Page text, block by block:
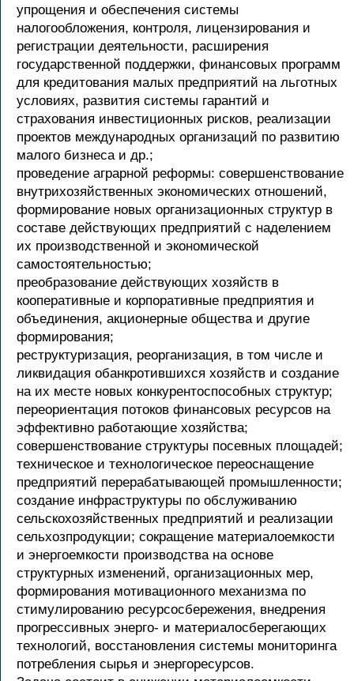
упрощения и обеспечения системы
налогообложения, контроля, лицензирования и
регистрации деятельности, расширения
государственной поддержки, финансовых программ
для кредитования малых предприятий на льготных
условиях, развития системы гарантий и
страхования инвестиционных рисков, реализации
проектов международных организаций по развитию
малого бизнеса и др.;
проведение аграрной реформы: совершенствование
внутрихозяйственных экономических отношений,
формирование новых организационных структур в
составе действующих предприятий с наделением
их производственной и экономической
самостоятельностью;
преобразование действующих хозяйств в
кооперативные и корпоративные предприятия и
объединения, акционерные общества и другие
формирования;
реструктуризация, реорганизация, в том числе и
ликвидация обанкротившихся хозяйств и создание
на их месте новых конкурентоспособных структур;
переориентация потоков финансовых ресурсов на
эффективно работающие хозяйства;
совершенствование структуры посевных площадей;
техническое и технологическое переоснащение
предприятий перерабатывающей промышленности;
создание инфраструктуры по обслуживанию
сельскохозяйственных предприятий и реализации
сельхозпродукции; сокращение материалоемкости
и энергоемкости производства на основе
структурных изменений, организационных мер,
формирования мотивационного механизма по
стимулированию ресурсосбережения, внедрения
прогрессивных энерго- и материалосберегающих
технологий, восстановления системы мониторинга
потребления сырья и энергоресурсов.